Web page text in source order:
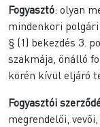
Fogyasztó: olyan
mindenkori polgári
§ (1) bekezdés 3.
szakmája, önálló
körén kívül eljáró
Fogyasztói
megrendelői,